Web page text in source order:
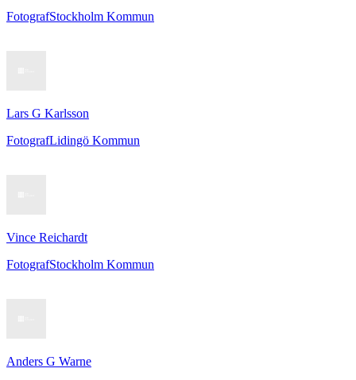
FotografStockholm Kommun
Lars G Karlsson
FotografLidingö Kommun
Vince Reichardt
FotografStockholm Kommun
Anders G Warne